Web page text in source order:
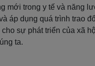
mới trong y tế và năng
áp dụng quá trình trao
sự phát triển của xã
ta.